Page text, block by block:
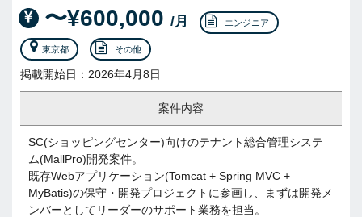
〜¥600,000 /月 エンジニア
東京都 その他
掲載開始日：2026年4月8日
案件内容
SC(ショッピングセンター)向けのテナント総合管理システ
ム(MallPro)開発案件。
既存Webアプリケーション(Tomcat + Spring MVC +
MyBatis)の保守・開発プロジェクトに参画し、まずは開発メ
ンバーとしてリーダーのサポート業務を担当。